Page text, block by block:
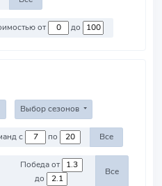
Против команд со стоимостью от до
Выбор сезонов
Против команд с по Все
Победа от
до
Все